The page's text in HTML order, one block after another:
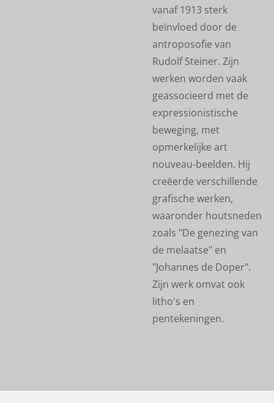
vanaf 1913 sterk
beïnvloed door de
antroposofie van
Rudolf Steiner. Zijn
werken worden vaak
geassocieerd met de
expressionistische
beweging, met
opmerkelijke art
nouveau-beelden. Hij
creëerde verschillende
grafische werken,
waaronder houtsneden
zoals "De genezing van
de melaatse" en
"Johannes de Doper".
Zijn werk omvat ook
litho's en
pentekeningen.